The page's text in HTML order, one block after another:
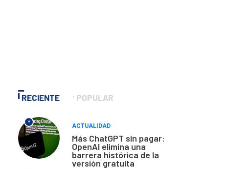
RECIENTE POPULAR
*
ACTUALIDAD
Más ChatGPT sin pagar:
OpenAI elimina una
barrera histórica de la
versión gratuita